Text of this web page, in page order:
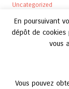
Uncategorized
En poursuivant
dépôt de cookies
vous
Vous pouvez